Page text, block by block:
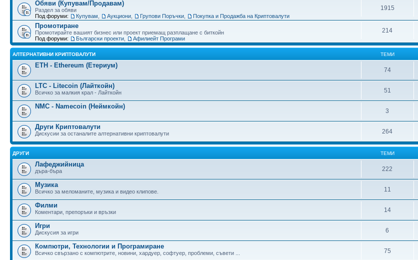
Обяви (Купувам/Продавам)
Раздел за обяви
Под форуми:
Купувам Аукциони Групови Поръчки Покупка и Продажба на Криптовалути
1915
Промотиране
Промотирайте вашият бизнес или проект приемащ разплащане с биткойн
Под форуми:
Български проекти Афилиейт Програми
214
АЛТЕРНАТИВНИ КРИПТОВАЛУТИ ТЕМИ
ETH - Ethereum (Етериум)
74
LTC - Litecoin (Лайткойн)
Всичко за малкия крал - Лайткойн 51
NMC - Namecoin (Неймкойн)
3
Други Криптовалути
Дискусии за останалите алтернативни криптовалути 264
ДРУГИ ТЕМИ
Лафеджийница
дъра-бъра 222
Музика
Всичко за меломаните, музика и видео клипове. 11
Филми
Коментари, препоръки и връзки 14
Игри
Дискусия за игри 6
Компютри, Технологии и Програмиране
Всичко свързано с компютрите, новини, хардуер, софтуер, проблеми, съвети ... 75